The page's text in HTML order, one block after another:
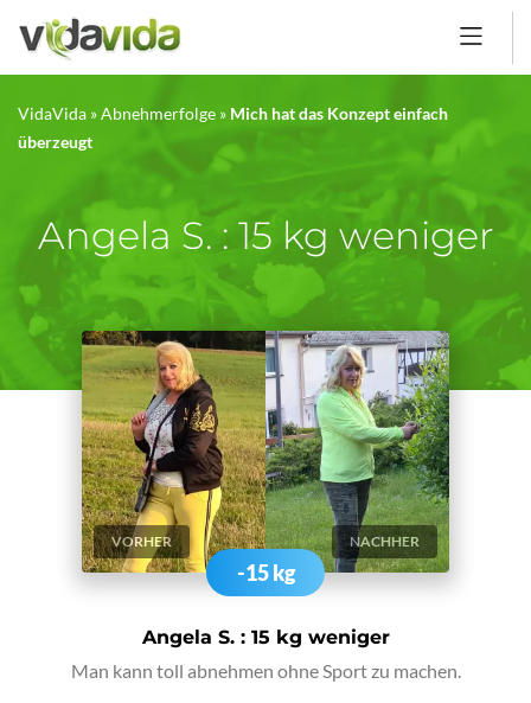
VidaVida »Abnehmerfolge » Mich hat das Konzept einfach
überzeugt
Angela S. : 15 kg weniger
VORHER NACHHER
-15 kg
Angela S. : 15 kg weniger
Man kann toll abnehmen ohne Sport zu machen.